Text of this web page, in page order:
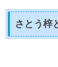
さとう梓